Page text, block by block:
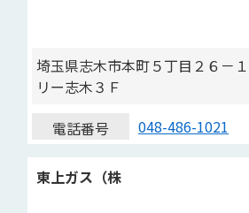
埼玉県志木市本町５丁目２６－
リー志木３Ｆ
電話番号
048-486-1021
東上ガス（株